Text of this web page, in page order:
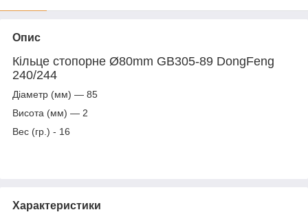
Опис
Кільце стопорне Ø80mm GB305-89 DongFeng
240/244
Діаметр (мм) — 85
Висота (мм) — 2
Вес (гр.) - 16
Характеристики